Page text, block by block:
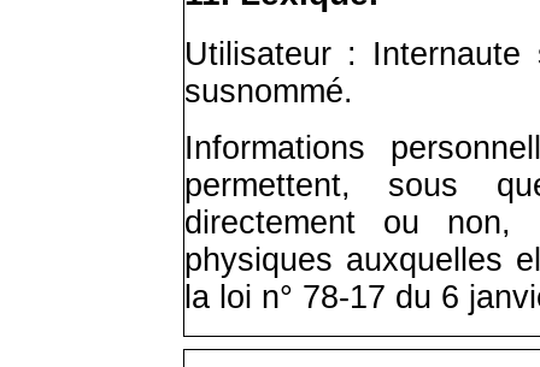
Utilisateur :
susnommé.
Informations
permettent, sous
directement ou non,
physiques auxquelles
la loi n° 78-17 du 6